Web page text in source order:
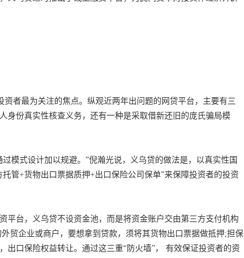
者最为关注的焦点。纵观近两年出问题的网贷平台，主要有三
身份真实性核查义务，还有一种是采取借新还旧的庞氏骗局模
式设计加以规避。”倪瀚光说，义乌贷的做法是，以真实性国
管+货物出口票据质押+出口保险公司保单”来保障投资者的投资
台，义乌贷不设资金池，而是将资金账户交由第三方支付机构
贸企业或商户，要想拿到贷款，须将其货物出口票据做抵押;担保
出口保险权益转让。通过这三重“防火墙”， 有效保证投资者的资